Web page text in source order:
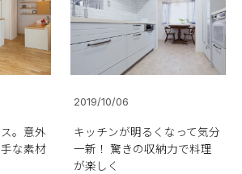
。意外
な素材
2019/10/06
キッチンが明るくなって気分
一新！ 驚きの収納力で料理
が楽しく